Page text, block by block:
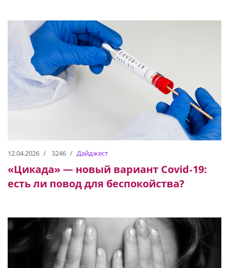
12.04.2026 3246 Дайджест
«Цикада» — новый вариант Covid‑19:
есть ли повод для беспокойства?